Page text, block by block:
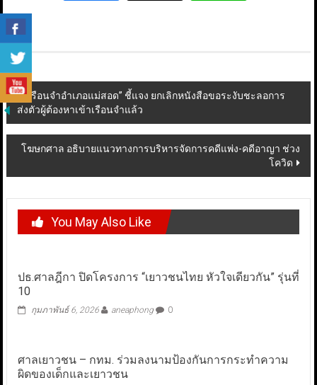
Post
navigation
“เรือนจำอำเภอแม่สอด” ชี้แจง ยกเลิกหนังสือขอระงับชะลอการ
ส่งตัวผู้ต้องหาเข้าเรือนจำแล้ว
โฆษกศาล อธิบายแนวทางการบริหารจัดการคดีแพ่ง-คดีอาญา ช่วง
โควิด
You May Also Like
ปธ.ศาลฎีกา ปิดโครงการ “เยาวชนไทย หัวใจเดียวกัน” รุ่นที่
10
กุมภาพันธ์ 6, 2026 aneaphong 0
ศาลเยาวชน – กทม. ร่วมลงนามป้องกันการกระทำความ
ผิดของเด็กและเยาวชน